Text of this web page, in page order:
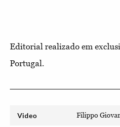
Editorial realizado em
Portugal.
Video Filippo